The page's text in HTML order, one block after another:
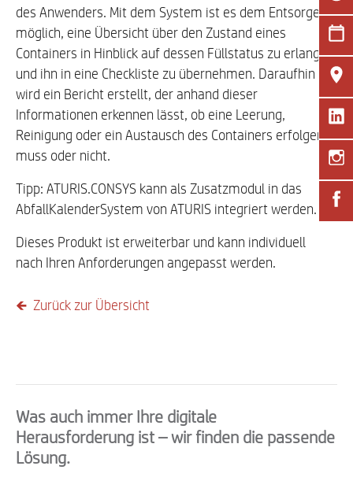
des Anwenders. Mit dem System ist es dem Entsorger
möglich, eine Übersicht über den Zustand eines
Containers in Hinblick auf dessen Füllstatus zu erlangen
und ihn in eine Checkliste zu übernehmen. Daraufhin
wird ein Bericht erstellt, der anhand dieser
Informationen erkennen lässt, ob eine Leerung,
Reinigung oder ein Austausch des Containers erfolgen
muss oder nicht.
Tipp: ATURIS.CONSYS kann als Zusatzmodul in das
AbfallKalenderSystem von ATURIS integriert werden.
Dieses Produkt ist erweiterbar und kann individuell
nach Ihren Anforderungen angepasst werden.
🡸 Zurück zur Übersicht
Was auch immer Ihre digitale
Herausforderung ist – wir finden die passende
Lösung.